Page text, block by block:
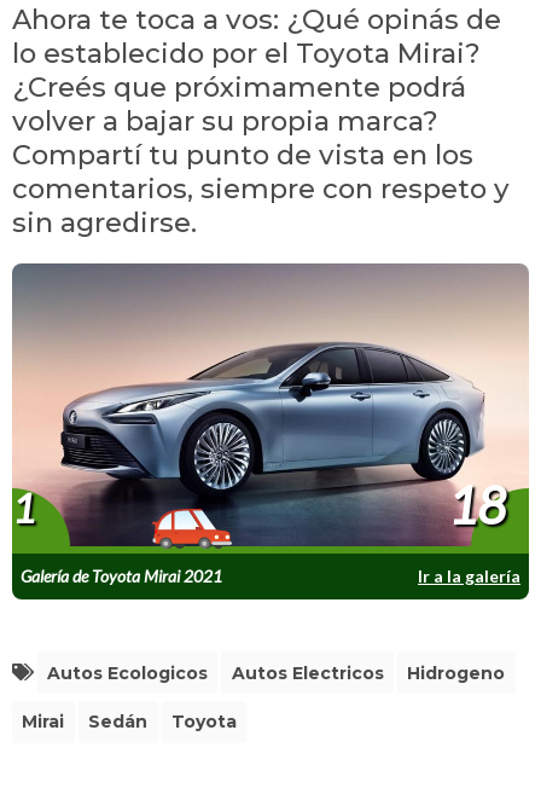
Ahora te toca a vos: ¿Qué opinás de
lo establecido por el Toyota Mirai?
¿Creés que próximamente podrá
volver a bajar su propia marca?
Compartí tu punto de vista en los
comentarios, siempre con respeto y
sin agredirse.
Galería de Toyota Mirai 2021 Ir a la galería
1 18
Autos Ecologicos Autos Electricos Hidrogeno
Mirai Sedán Toyota